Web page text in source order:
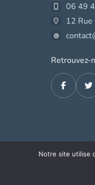
06 49
12 Rue
Retrouvez-
Notre site utilise